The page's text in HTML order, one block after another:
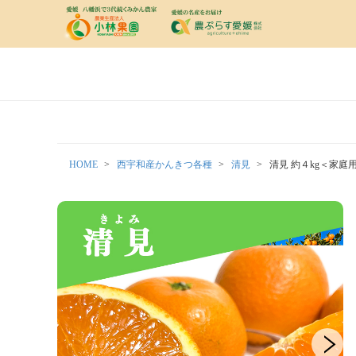
HOME 西宇和産かんきつ各種 清見 清見 約４kg＜家庭